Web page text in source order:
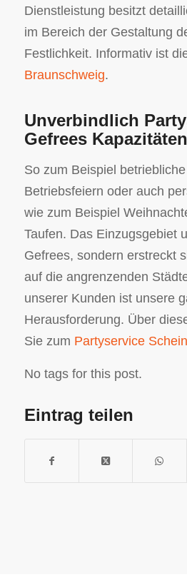
Dienstleistung besitzt
im Bereich der Gestaltung
Festlichkeit. Informativ ist
Braunschweig.
Unverbindlich
Gefrees
So zum Beispiel
Betriebsfeiern oder auch
wie zum Beispiel
Taufen. Das Einzugsgebiet
Gefrees, sondern erstreckt
auf die angrenzenden
unserer Kunden ist unsere
Herausforderung. Über
Sie zum Partyservice
No tags for this post.
Eintrag teilen